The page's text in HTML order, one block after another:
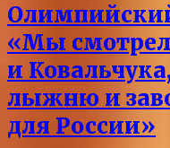
«Мы
и
лыжню и
для России»